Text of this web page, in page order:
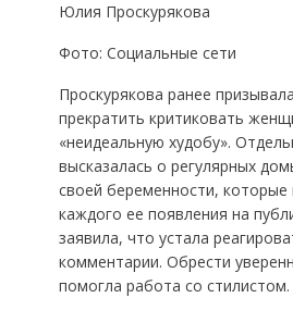
Юлия Проскурякова
Фото: Социальные сети
Проскурякова ранее
прекратить критиковать
«неидеальную худобу».
высказалась о регулярных
своей беременности,
каждого ее появления на
заявила, что устала
комментарии. Обрести
помогла работа со стилистом.